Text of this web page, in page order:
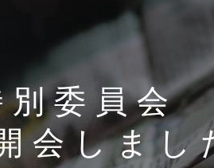
別委員
会しまし